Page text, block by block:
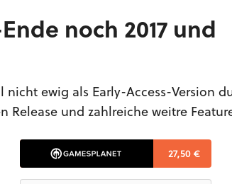
noch 2017 und
ewig als Early-Access-Version
und zahlreiche weitre
27,50 €